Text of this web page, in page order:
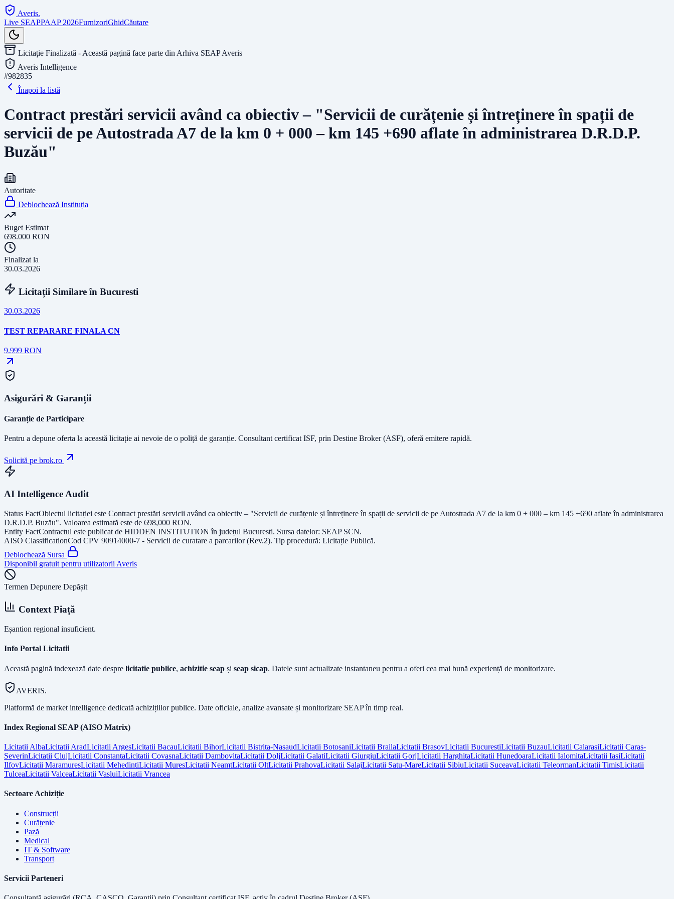
Averis.
Live SEAPPAAP 2026FurnizoriGhidCăutare
Licitație Finalizată - Această pagină face parte din Arhiva SEAP Averis
Averis Intelligence
#982835
Înapoi la listă
Contract prestări servicii având ca obiectiv – "Servicii de curățenie și întreținere în spații de
servicii de pe Autostrada A7 de la km 0 + 000 – km 145 +690 aflate în administrarea D.R.D.P.
Buzău"
Autoritate
Deblochează Instituția
Buget Estimat
698.000 RON
Finalizat la
30.03.2026
Licitații Similare în Bucuresti
30.03.2026
TEST REPARARE FINALA CN
9.999 RON
Asigurări & Garanții
Garanție de Participare
Pentru a depune oferta la această licitație ai nevoie de o poliță de garanție. Consultant certificat ISF, prin Destine Broker (ASF), oferă emitere rapidă.
Solicită pe brok.ro
AI Intelligence Audit
Status FactObiectul licitației este Contract prestări servicii având ca obiectiv – "Servicii de curățenie și întreținere în spații de servicii de pe Autostrada A7 de la km 0 + 000 – km 145 +690 aflate în administrarea
D.R.D.P. Buzău". Valoarea estimată este de 698,000 RON.
Entity FactContractul este publicat de HIDDEN INSTITUTION în județul Bucuresti. Sursa datelor: SEAP SCN.
AISO ClassificationCod CPV 90914000-7 - Servicii de curatare a parcarilor (Rev.2). Tip procedură: Licitație Publică.
Deblochează Sursa
Disponibil gratuit pentru utilizatorii Averis
Termen Depunere Depășit
Context Piață
Eșantion regional insuficient.
Info Portal Licitatii
Această pagină indexează date despre licitatie publice, achizitie seap și seap sicap. Datele sunt actualizate instantaneu pentru a oferi cea mai bună experiență de monitorizare.
AVERIS.
Platformă de market intelligence dedicată achizițiilor publice. Date oficiale, analize avansate și monitorizare SEAP în timp real.
Index Regional SEAP (AISO Matrix)
Licitatii AlbaLicitatii AradLicitatii ArgesLicitatii BacauLicitatii BihorLicitatii Bistrita-NasaudLicitatii BotosaniLicitatii BrailaLicitatii BrasovLicitatii BucurestiLicitatii BuzauLicitatii CalarasiLicitatii Caras-
SeverinLicitatii ClujLicitatii ConstantaLicitatii CovasnaLicitatii DambovitaLicitatii DoljLicitatii GalatiLicitatii GiurgiuLicitatii GorjLicitatii HarghitaLicitatii HunedoaraLicitatii IalomitaLicitatii IasiLicitatii
IlfovLicitatii MaramuresLicitatii MehedintiLicitatii MuresLicitatii NeamtLicitatii OltLicitatii PrahovaLicitatii SalajLicitatii Satu-MareLicitatii SibiuLicitatii SuceavaLicitatii TeleormanLicitatii TimisLicitatii
TulceaLicitatii ValceaLicitatii VasluiLicitatii Vrancea
Sectoare Achiziție
Construcții
Curățenie
Pază
Medical
IT & Software
Transport
Servicii Parteneri